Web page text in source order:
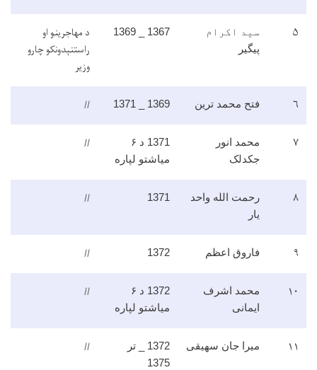
۵
سید اکرام
پیگیر
1367 _ 1369
د مهاجرینو او
راستنېدونکو چارو
وزیر
۶ فتح محمد ترین 1369 _ 1371
//
۷
محمد انور
جکدلک
1371 د ۶
میاشتو لپاره
//
۸
رحمت الله واحد
یار
1371
//
۹ فاروق اعظم 1372
//
۱۰
محمد اشرف
ایمانی
1372 د ۶
میاشتو لپاره
//
۱۱ میرا جان سهیقی
1372 _ تر
1375
//